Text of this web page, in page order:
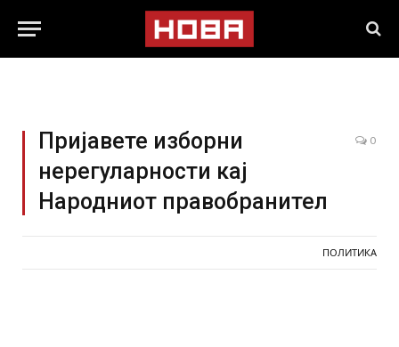
Пријавете изборни
нерегуларности кај
Народниот правобранител
0
ПОЛИТИКА